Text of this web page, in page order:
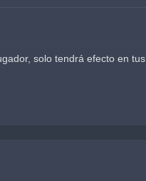
solo tendrá efecto en tus